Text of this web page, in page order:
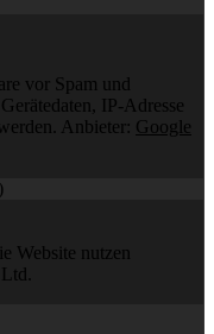
vor Spam und
IP-Adresse
Anbieter: Google
Website nutzen